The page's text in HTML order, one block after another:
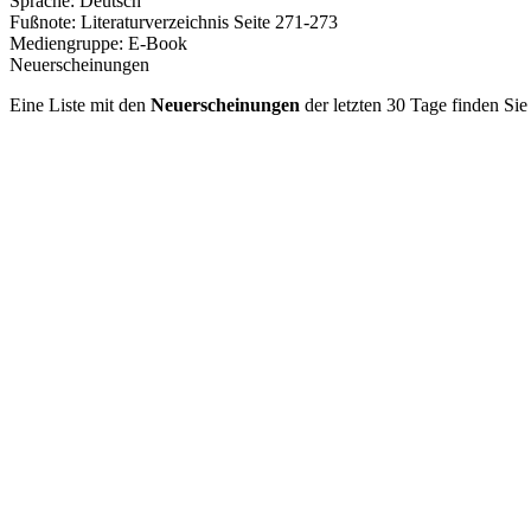
Fußnote: Literaturverzeichnis Seite 271-273
Mediengruppe: E-Book
Neuerscheinungen
Eine Liste mit den Neuerscheinungen der letzten 30 Tage finden Sie